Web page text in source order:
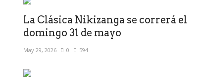
La Clásica Nikizanga se correrá el
domingo 31 de mayo
May 29, 2026 0 594